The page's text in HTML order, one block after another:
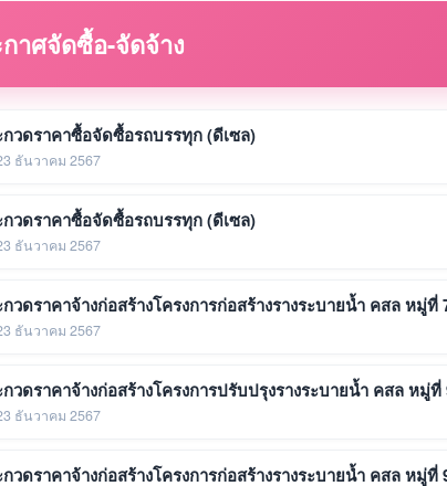
าศจัดซื้อ-จัดจ้าง
วดราคาซื้อจัดซื้อรถบรรทุก (ดีเซล)
ธันวาคม 2567
วดราคาซื้อจัดซื้อรถบรรทุก (ดีเซล)
ธันวาคม 2567
วดราคาจ้างก่อสร้างโครงการก่อสร้างรางระบายน้ำ คสล หมู่
ธันวาคม 2567
วดราคาจ้างก่อสร้างโครงการปรับปรุงรางระบายน้ำ คสล หมู่
ธันวาคม 2567
วดราคาจ้างก่อสร้างโครงการก่อสร้างรางระบายน้ำ คสล หมู่